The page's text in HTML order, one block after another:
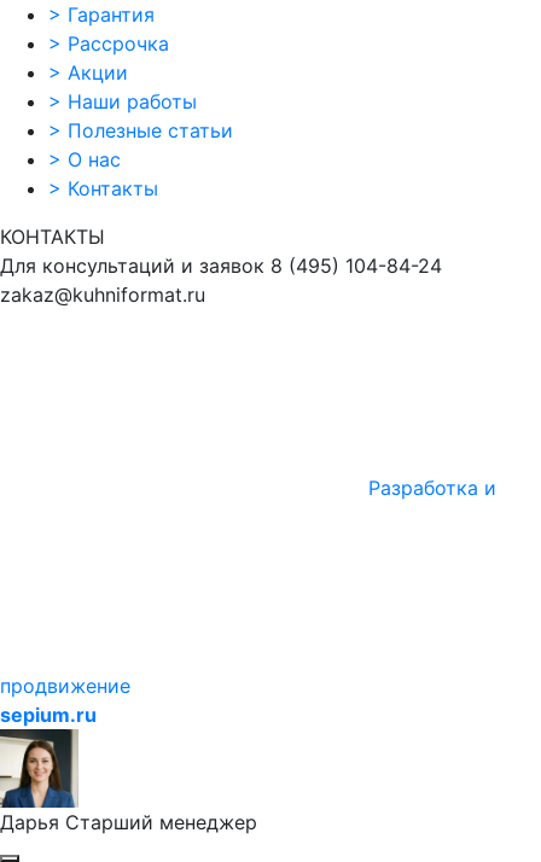
> Гарантия
> Рассрочка
> Акции
> Наши работы
> Полезные статьи
> О нас
> Контакты
КОНТАКТЫ
Для консультаций и заявок 8 (495) 104-84-24
zakaz@kuhniformat.ru
Разработка и
продвижение
sepium.ru
Дарья Старший менеджер